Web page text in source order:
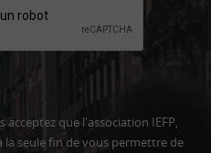
que l'association IEFP,
seule fin de vous permettre de